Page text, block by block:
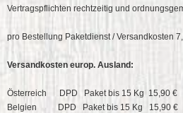
Vertragspflichten rechtzeitig und
pro Bestellung Paketdienst / Versandkosten
Versandkosten europ. Ausland:
Österreich DPD Paket bis 15 Kg 15,90 €
Belgien DPD Paket bis 15 Kg 15,90 €